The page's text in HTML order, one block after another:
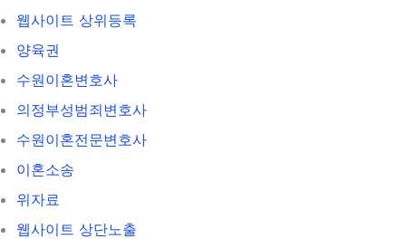
웹사이트 상위등록
양육권
수원이혼변호사
의정부성범죄변호사
수원이혼전문변호사
이혼소송
위자료
웹사이트 상단노출